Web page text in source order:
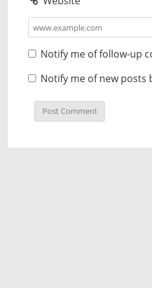
Notify me of follow-up
Notify me of new posts